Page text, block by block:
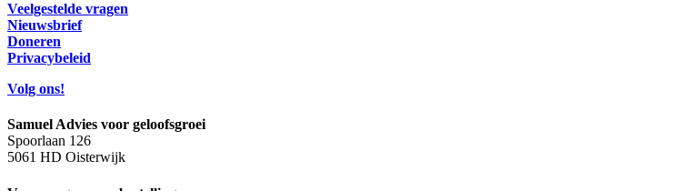
Veelgestelde vragen
Nieuwsbrief
Doneren
Privacybeleid
Volg ons!
Samuel Advies voor geloofsgroei
Spoorlaan 126
5061 HD Oisterwijk